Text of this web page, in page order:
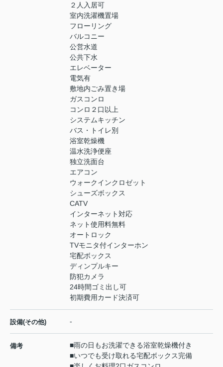
２人入居可
室内洗濯機置場
フローリング
バルコニー
公営水道
公共下水
エレベーター
電気有
敷地内ごみ置き場
ガスコンロ
コンロ２口以上
システムキッチン
バス・トイレ別
浴室乾燥機
温水洗浄便座
独立洗面台
エアコン
ウォークインクロゼット
シューズボックス
CATV
インターネット対応
ネット使用料無料
オートロック
TVモニタ付インターホン
宅配ボックス
ディンプルキー
防犯カメラ
24時間ゴミ出し可
初期費用カード決済可
設備(その他) -
備考
■雨の日もお洗濯できる浴室乾燥機付き
■いつでも受け取れる宅配ボックス完備